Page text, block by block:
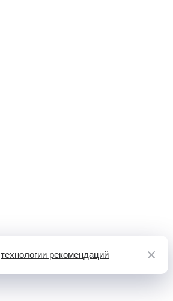
технологии рекомендаций